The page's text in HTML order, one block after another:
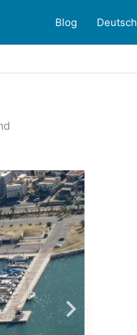
Blog Deutsch